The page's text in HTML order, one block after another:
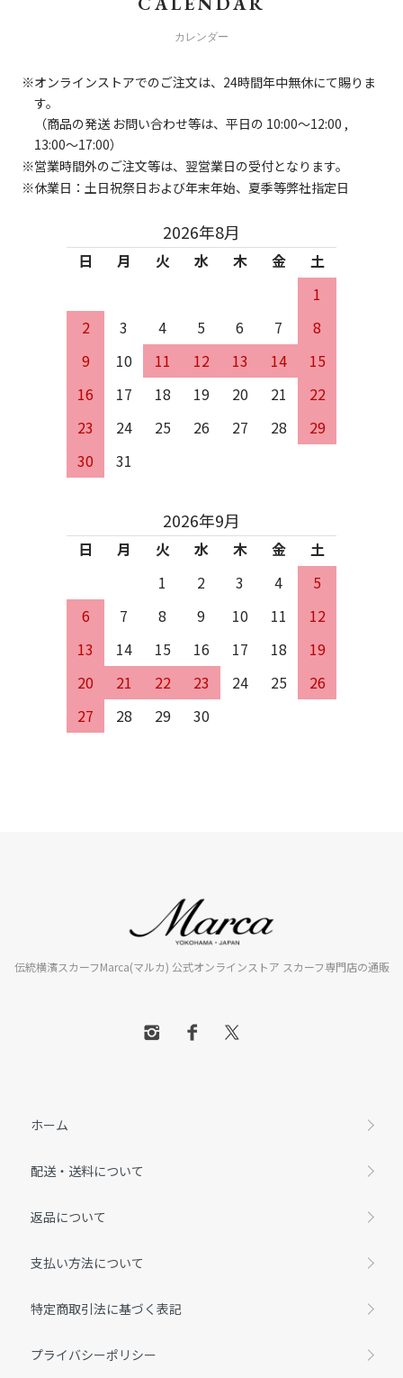
カレンダー
オンラインストアでのご注文は、24時間年中無休にて賜りま
す。
（商品の発送 お問い合わせ等は、平日の 10:00～12:00 ,
13:00～17:00）
営業時間外のご注文等は、翌営業日の受付となります。
休業日：土日祝祭日および年末年始、夏季等弊社指定日
2026年8月
日 月 火 水 木 金
土
1
2
3 4 5 6 7
8
9
10 11 12 13 14
15
16
17 18 19 20 21
22
23
24 25 26 27 28
29
30
31
2026年9月
日 月 火 水 木 金
土
1
2 3 4
5
6
7 8 9 10 11
12
13
14 15 16 17 18
19
20
21 22 23 24 25
26
27
28 29 30
伝統横濱スカーフMarca(マルカ) 公式オンラインストア スカーフ専門店の通販
ホーム
配送・送料について
返品について
支払い方法について
特定商取引法に基づく表記
プライバシーポリシー